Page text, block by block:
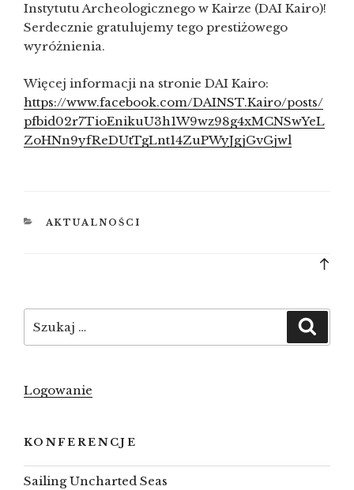
Instytutu Archeologicznego w Kairze (DAI Kairo)!
Serdecznie gratulujemy tego prestiżowego
wyróżnienia.
Więcej informacji na stronie DAI Kairo:
https://www.facebook.com/DAINST.Kairo/posts/
pfbid02r7TioEnikuU3h1W9wz98g4xMCNSwYeL
ZoHNn9yfReDUtTgLnt14ZuPWyJgjGvGjwl
KATEGORIE
AKTUALNOŚCI
Logowanie
KONFERENCJE
Sailing Uncharted Seas